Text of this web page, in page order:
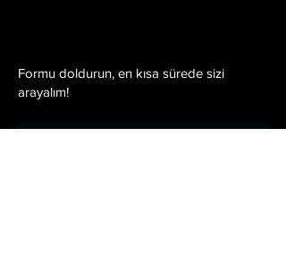
Formu doldurun, en kısa sürede sizi
arayalım!